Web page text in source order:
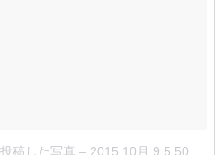
稿した写真 – 2015 10月 9 5:50午後 PDT